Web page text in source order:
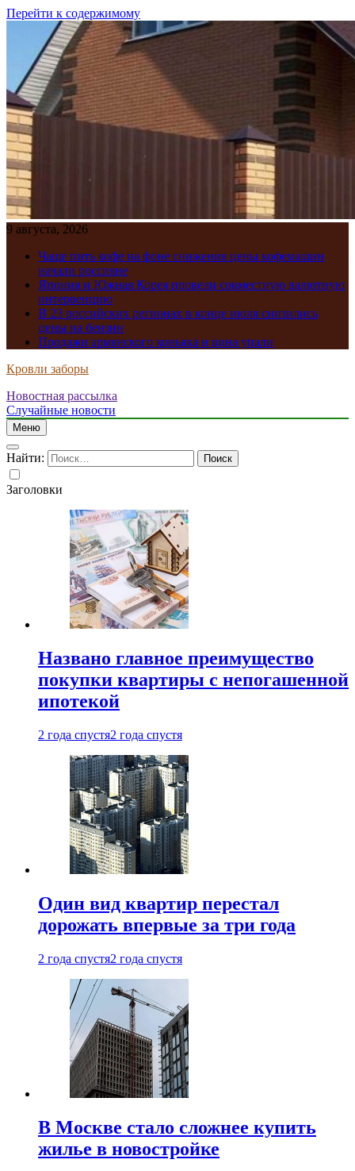
Перейти к содержимому
9 августа, 2026
Чаще пить кофе на фоне снижения цены кофемашин
начали россияне
Япония и Южная Корея провели совместную валютную
интервенцию
В 23 российских регионах в конце июля снизились
цены на бензин
Продажи армянского коньяка и вина упали
Кровли заборы
Новостная рассылка
Случайные новости
Меню
Найти:
Заголовки
Названо главное преимущество
покупки квартиры с непогашенной
ипотекой
2 года спустя2 года спустя
Один вид квартир перестал
дорожать впервые за три года
2 года спустя2 года спустя
В Москве стало сложнее купить
жилье в новостройке